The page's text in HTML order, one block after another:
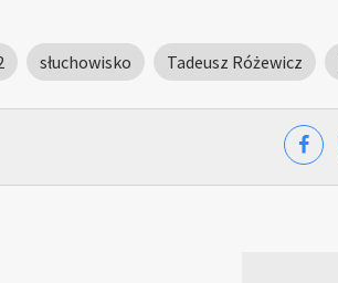
słuchowisko Tadeusz Różewicz